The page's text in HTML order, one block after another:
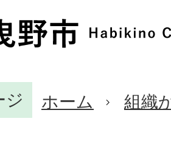
ジ ホーム 組織